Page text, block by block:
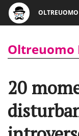
OLTREUOMO
Oltreuomo
20